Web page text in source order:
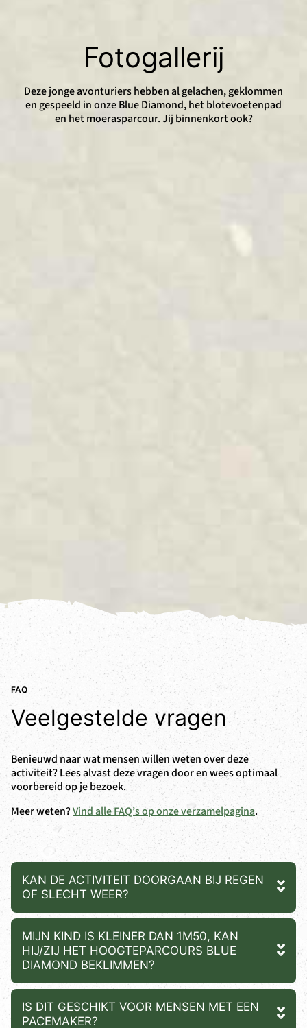
Fotogallerij
Deze jonge avonturiers hebben al gelachen, geklommen
en gespeeld in onze Blue Diamond, het blotevoetenpad
en het moerasparcour. Jij binnenkort ook?
KAN DE ACTIVITEIT DOORGAAN BIJ REGEN
OF SLECHT WEER?
MIJN KIND IS KLEINER DAN 1M50, KAN
HIJ/ZIJ HET HOOGTEPARCOURS BLUE
DIAMOND BEKLIMMEN?
IS DIT GESCHIKT VOOR MENSEN MET EEN
PACEMAKER?
FAQ
Veelgestelde vragen
Benieuwd naar wat mensen willen weten over deze
activiteit? Lees alvast deze vragen door en wees optimaal
voorbereid op je bezoek.
Meer weten?Vind alle FAQ’s op onze verzamelpagina.